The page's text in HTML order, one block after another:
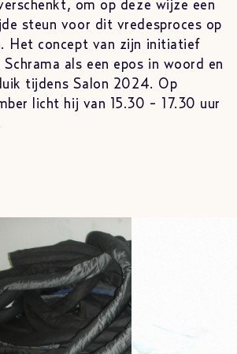
om op deze wijze een
steun voor dit vredesproces op
Het concept van zijn initiatief
als een epos in woord en
tijdens Salon 2024. Op
licht hij van 15.30 - 17.30 uur